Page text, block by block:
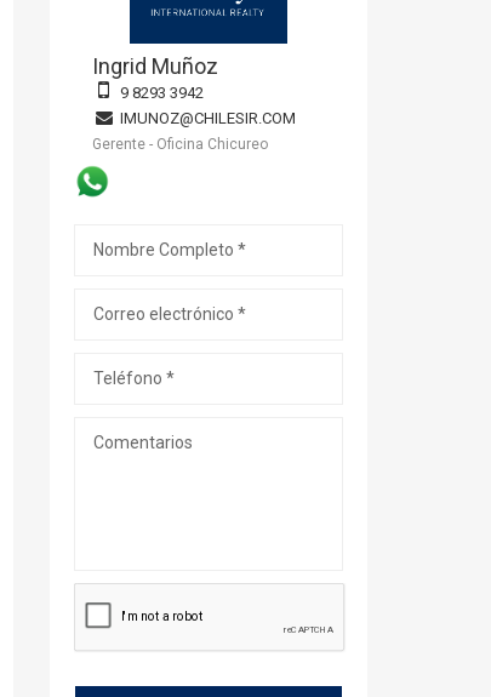
Ingrid Muñoz
9 8293 3942
IMUNOZ@CHILESIR.COM
Gerente - Oficina Chicureo